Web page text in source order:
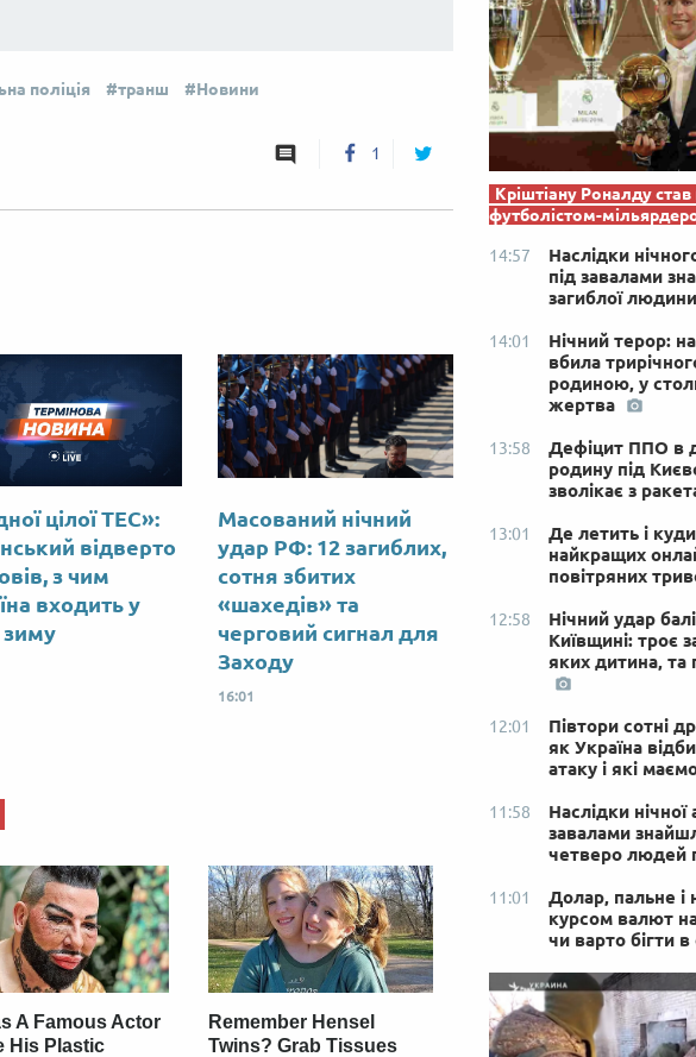
поліція транш Новини
1
цілої ТЕС»:
відверто
з чим
входить у
зиму
Масований нічний
удар РФ: 12 загиблих,
сотня збитих
«шахедів» та
черговий сигнал для
Заходу
16:01
A Famous Actor
His Plastic
Remember Hensel
Twins? Grab Tissues
Кріштіану Роналду став
футболістом-
14:57
Наслідки
під завалами
загиблої людини
14:01
Нічний терор:
вбила
родиною, у
жертва
13:58
Дефіцит ППО в
родину під
зволікає з
13:01
Де летить і
найкращих
повітряних
12:58
Нічний удар
Київщині: троє
яких дитина, та
12:01
Півтори сотні
як Україна
атаку і які
11:58
Наслідки нічної
завалами
четверо людей
11:01
Долар, пальне і
курсом валют
чи варто бігти